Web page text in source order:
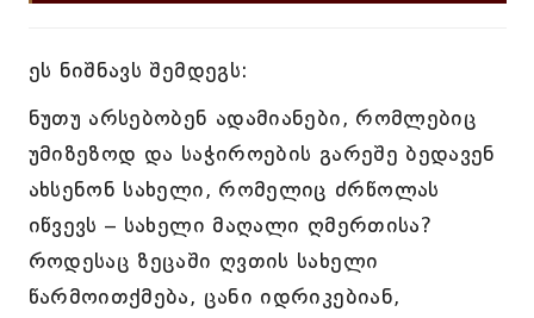
ეს ნიშნავს შემდეგს:
ნუთუ არსებობენ ადამიანები, რომლებიც
უმიზეზოდ და საჭიროების გარეშე ბედავენ
ახსენონ სახელი, რომელიც ძრწოლას
იწვევს – სახელი მაღალი ღმერთისა?
როდესაც ზეცაში ღვთის სახელი
წარმოითქმება, ცანი იდრიკებიან,